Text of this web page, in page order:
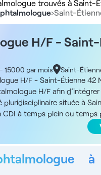
trouvés à Saint-
›Saint-
H/F -
15000 par mois Saint-
H/F - Saint-Étienne 42
H/F afin d’intégrer
située à
CDI à temps plein ou temps
environnement dynamique
spécialistes. Description et
toute autonomie tout en
composée de
et chirurgiens-